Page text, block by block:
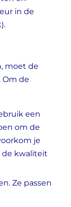
in de
moet de
Om de
een
om de
je
kwaliteit
Ze passen